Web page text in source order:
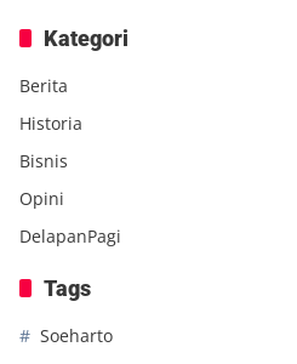
Kategori
Berita
Historia
Bisnis
Opini
DelapanPagi
Tags
Soeharto